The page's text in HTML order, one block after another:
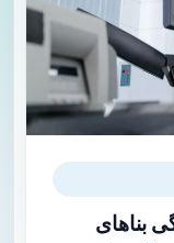
بناهای